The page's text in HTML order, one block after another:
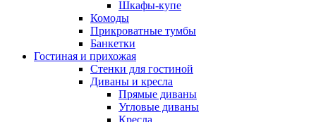
Шкафы-купе
Комоды
Прикроватные тумбы
Банкетки
Гостиная и прихожая
Стенки для гостиной
Диваны и кресла
Прямые диваны
Угловые диваны
Кресла